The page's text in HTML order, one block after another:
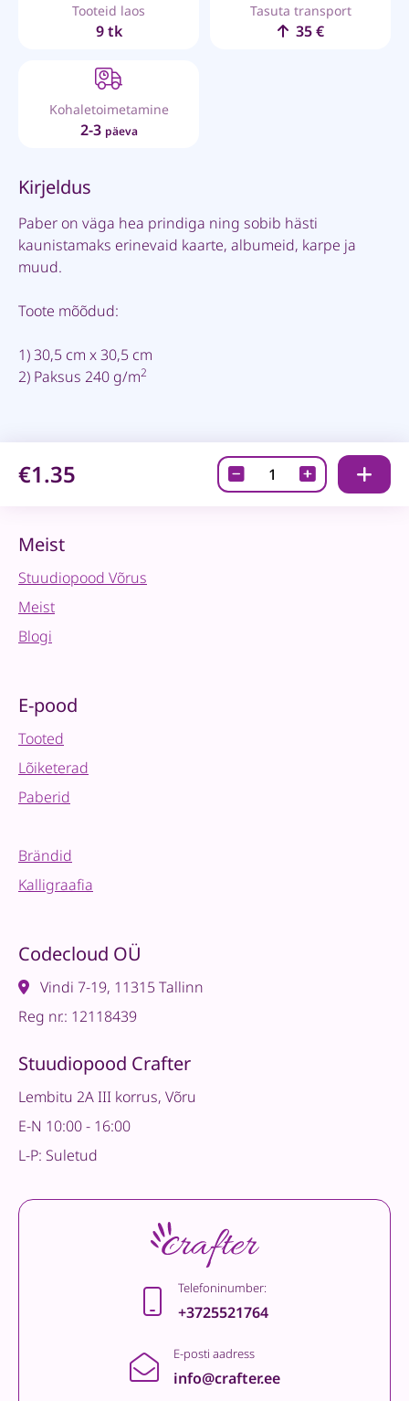
Tooteid laos
9 tk
Tasuta transport
35 €
Kohaletoimetamine
2-3 päeva
Kirjeldus
Paber on väga hea prindiga ning sobib hästi
kaunistamaks erinevaid kaarte, albumeid, karpe ja
muud.
Toote mõõdud:
1) 30,5 cm x 30,5 cm
2) Paksus 240 g/m2
€1.35
Disainpaber-
Photographer
Meist
Stuudiopood Võrus
Meist
Blogi
E-pood
Tooted
Lõiketerad
Paberid
Brändid
Kalligraafia
Codecloud OÜ
Vindi 7-19, 11315 Tallinn
Reg nr.: 12118439
Stuudiopood Crafter
Lembitu 2A III korrus, Võru
E-N 10:00 - 16:00
L-P: Suletud
Telefoninumber:
+3725521764
E-posti aadress
info@crafter.ee